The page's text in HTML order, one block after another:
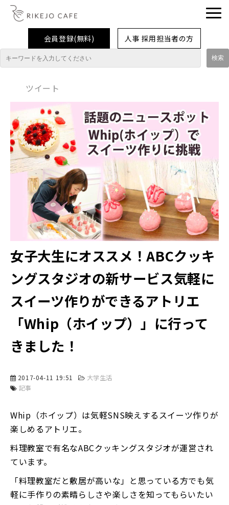
会員登録(無料) 人事 採用担当者の方
イベント
企業取材レポート
就活情報
大学生活
コラム・特集
インターンシップ体験談
ツイート
女子大生にオススメ！ABCクッキ
ングスタジオの新サービス気軽に
スイーツ作りができるアトリエ
「Whip（ホイップ）」に行って
きました！
2017-04-11 19:51
大学生活
記事
Whip（ホイップ）は気軽SNS映えするスイーツ作りが
楽しめるアトリエ。
料理教室で有名なABCクッキングスタジオが運営され
ています。
「料理教室だと敷居が高いな」と思っている方でも気
軽に手作りの素晴らしさや楽しさを知ってもらいたい